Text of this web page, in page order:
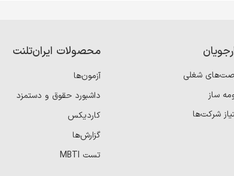
شغلی
ساز
شرکت‌ها
محصولات ایران‌تلنت
آزمون‌ها
داشبورد حقوق و دستمزد
کاردیکس
گزارش‌ها
تست MBTI